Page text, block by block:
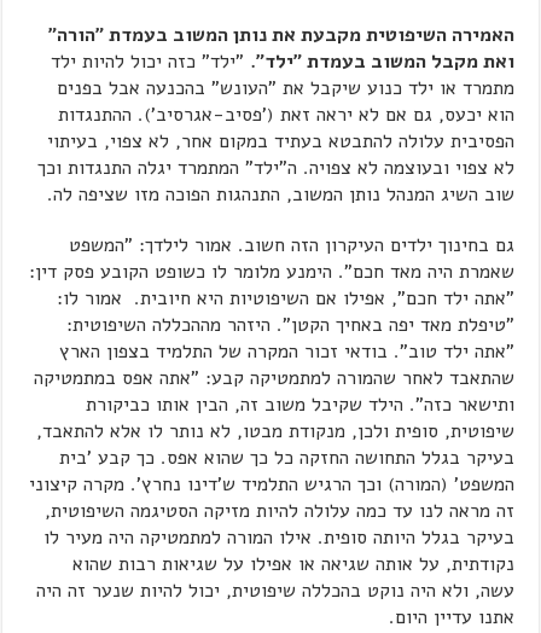
האמירה השיפוטית מקבעת את נותן המשוב בעמדת "הורה"
ואת מקבל המשוב בעמדת "ילד". "ילד" כזה יכול להיות ילד
מתמרד או ילד כנוע שיקבל את "העונש" בהכנעה אבל בפנים
הוא יכעס, גם אם לא יראה זאת ('פסיב-אגרסיב'). ההתנגדות
הפסיבית עלולה להתבטא בעתיד במקום אחר, לא צפוי, בעיתוי
לא צפוי ובעוצמה לא צפויה. ה"ילד" המתמרד יגלה התנגדות וכך
שוב השיג המנהל נותן המשוב, התנהגות הפוכה מזו שציפה לה.
גם בחינוך ילדים העיקרון הזה חשוב. אמור לילדך: "המשפט
שאמרת היה מאד חכם". הימנע מלומר לו כשופט הקובע פסק דין:
"אתה ילד חכם", אפילו אם השיפוטיות היא חיובית. אמור לו:
"טיפלת מאד יפה באחיך הקטן". היזהר מההכללה השיפוטית:
"אתה ילד טוב". בודאי זכור המקרה של התלמיד בצפון הארץ
שהתאבד לאחר שהמורה למתמטיקה קבע: "אתה אפס במתמטיקה
ותישאר כזה". הילד שקיבל משוב זה, הבין אותו כביקורת
שיפוטית, סופית ולכן, מנקודת מבטו, לא נותר לו אלא להתאבד,
בעיקר בגלל התחושה החזקה כל כך שהוא אפס. כך קבע 'בית
המשפט' (המורה) וכך הרגיש התלמיד ש'דינו נחרץ'. מקרה קיצוני
זה מראה לנו עד כמה עלולה להיות מזיקה הסטיגמה השיפוטית,
בעיקר בגלל היותה סופית. אילו המורה למתמטיקה היה מעיר לו
נקודתית, על אותה שגיאה או אפילו על שגיאות רבות שהוא
עשה, ולא היה נוקט בהכללה שיפוטית, יכול להיות שנער זה היה
אתנו עדיין היום.